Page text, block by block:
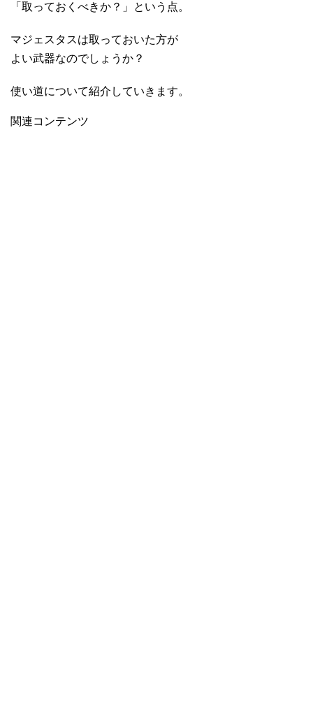
「取っておくべきか？」という点。
マジェスタスは取っておいた方が
よい武器なのでしょうか？
使い道について紹介していきます。
関連コンテンツ